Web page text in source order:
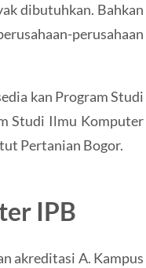
dibutuhkan. Bahkan
perusahaan
kan Program Studi
Studi Ilmu Komputer
Pertanian Bogor.
IPB
akreditasi A. Kampus